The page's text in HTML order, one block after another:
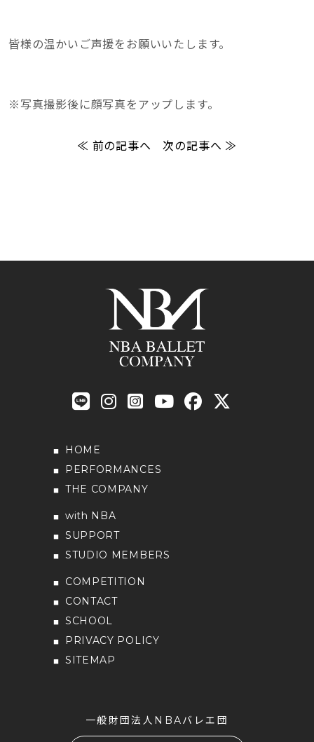
皆様の温かいご声援をお願いいたします。
※写真撮影後に顔写真をアップします。
≪ 前の記事へ 次の記事へ ≫
HOME
PERFORMANCES
THE COMPANY
with NBA
SUPPORT
STUDIO MEMBERS
COMPETITION
CONTACT
SCHOOL
PRIVACY POLICY
SITEMAP
一般財団法人NBAバレエ団